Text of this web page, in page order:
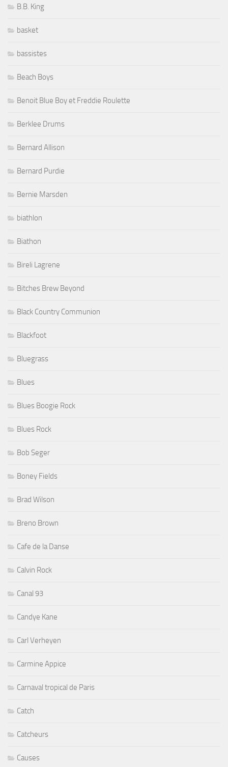
B.B. King
basket
bassistes
Beach Boys
Benoit Blue Boy et Freddie Roulette
Berklee Drums
Bernard Allison
Bernard Purdie
Bernie Marsden
biathlon
Biathon
Bireli Lagrene
Bitches Brew Beyond
Black Country Communion
Blackfoot
Bluegrass
Blues
Blues Boogie Rock
Blues Rock
Bob Seger
Boney Fields
Brad Wilson
Breno Brown
Cafe de la Danse
Calvin Rock
Canal 93
Candye Kane
Carl Verheyen
Carmine Appice
Carnaval tropical de Paris
Catch
Catcheurs
Causes